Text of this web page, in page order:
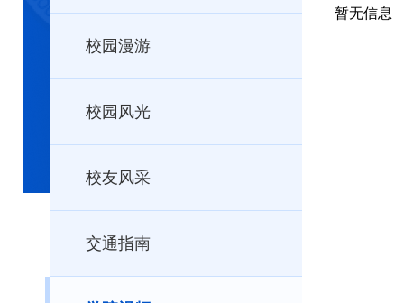
校园漫游
校园风光
校友风采
交通指南
暂无信息